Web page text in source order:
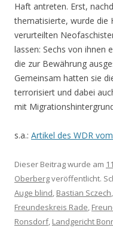
Haft antreten. Erst,
thematisierte, wurde die
verurteilten
lassen: Sechs von ihnen
die zur Bewährung
Gemeinsam hatten sie
terrorisiert und dabei
mit
s.a.: Artikel des WDR
Dieser Beitrag wurde am
Oberbergveröffentlicht.
Auge blind, Bastian Sczech,
Freundeskreis Rade,
Ronsdorf, Landgericht